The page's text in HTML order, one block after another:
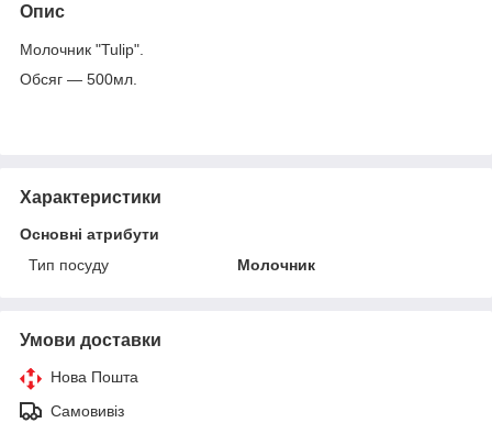
Опис
Молочник "Tulip".
Обсяг ― 500мл.
Характеристики
Основні атрибути
Тип посуду
Молочник
Умови доставки
Нова Пошта
Самовивіз